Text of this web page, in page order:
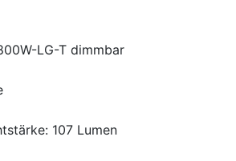
LG-T dimmbar
107 Lumen